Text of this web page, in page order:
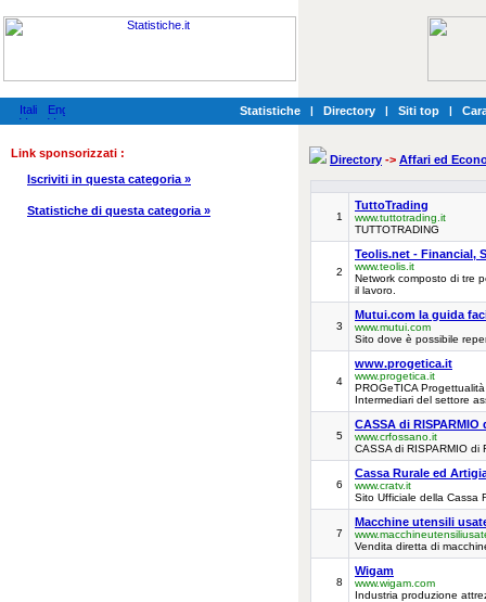
Statistiche | Directory | Siti top |
Link sponsorizzati :
Iscriviti in questa categoria »
Statistiche di questa categoria »
Directory -> Affari ed
1
TuttoTrading
www.tuttotrading.it
TUTTOTRADING
2
Teolis.net - Financial,
www.teolis.it
Network composto di tre
il lavoro.
3
Mutui.com la guida
www.mutui.com
Sito dove è possibile
4
www.progetica.it
www.progetica.it
PROGeTICA
Intermediari del settore
5
CASSA di RISPARMIO
www.crfossano.it
CASSA di RISPARMIO di
6
Cassa Rurale ed
www.cratv.it
Sito Ufficiale della Cassa
7
Macchine utensili
Vendita diretta di
8
Wigam
www.wigam.com
Industria produzione